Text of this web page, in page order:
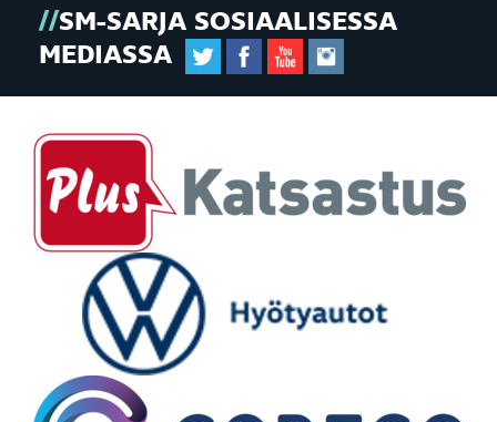
SM-SARJA SOSIAALISESSA
MEDIASSA